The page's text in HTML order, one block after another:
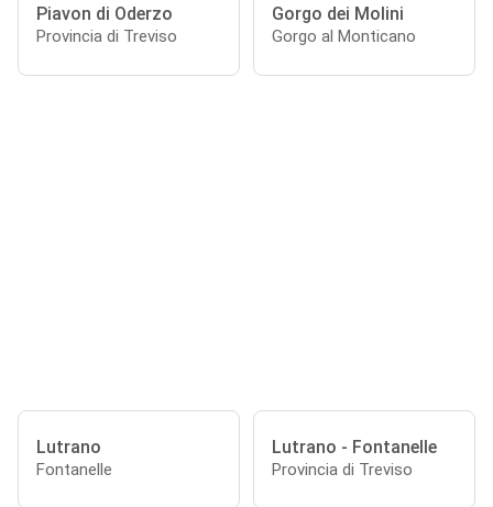
Piavon di Oderzo
Provincia di Treviso
Gorgo dei Molini
Gorgo al Monticano
Lutrano
Fontanelle
Lutrano - Fontanelle
Provincia di Treviso